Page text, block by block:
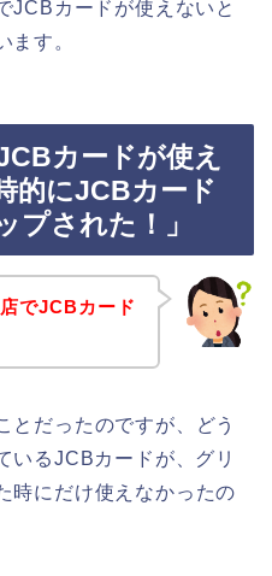
JCBカードが使えないと
ます。
カードが使え
的にJCBカード
プされた！」
でJCBカード
とだったのですが、どう
いるJCBカードが、グリ
時にだけ使えなかったの